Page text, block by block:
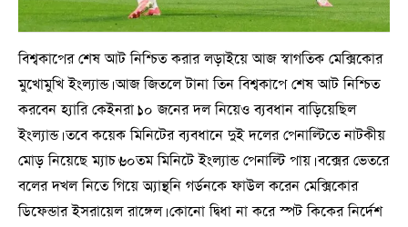
বিশ্বকাপের শেষ আট নিশ্চিত করার লড়াইয়ে আজ স্বাগতিক মেক্সিকোর
মুখোমুখি ইংল্যান্ড। আজ জিতলে টানা তিন বিশ্বকাপে শেষ আট নিশ্চিত
করবেন হ্যারি কেইনরা।১০ জনের দল নিয়েও ব্যবধান বাড়িয়েছিল
ইংল্যান্ড। তবে কয়েক মিনিটের ব্যবধানে দুই দলের পেনাল্টিতে নাটকীয়
মোড় নিয়েছে ম্যাচ।৬০তম মিনিটে ইংল্যান্ড পেনাল্টি পায়। বক্সের ভেতরে
বলের দখল নিতে গিয়ে অ্যান্থনি গর্ডনকে ফাউল করেন মেক্সিকোর
ডিফেন্ডার ইসরায়েল রাঙ্গেল। কোনো দ্বিধা না করে স্পট কিকের নির্দেশ